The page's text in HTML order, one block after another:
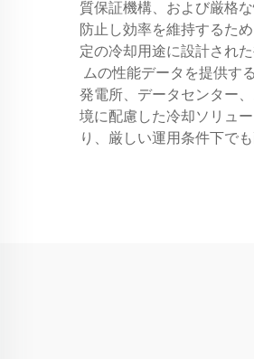
質保証機構、および厳格
防止し効率を維持するた
定の冷却用途に設計され
ムの性能データを提供す
発電所、データセンター
境に配慮した冷却ソリュ
り、厳しい運用条件下で